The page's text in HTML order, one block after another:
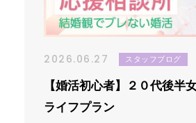
2026.06.27 スタッフブログ
【婚活初心者】２０代後半
ライフプラン